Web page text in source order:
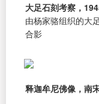
大足石刻考察，
由杨家骆组织的大
合影
释迦牟尼佛像，南